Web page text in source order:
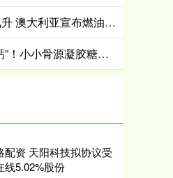
证配所配资官网 应对油价飙升 澳大利亚宣布燃油税减半三个月
星合证券平台 告别“无效补钙”！小小骨源凝胶糖果用三维营养重新定义儿童身高增长
配资 天阳科技拟协议受
线5.02%股份